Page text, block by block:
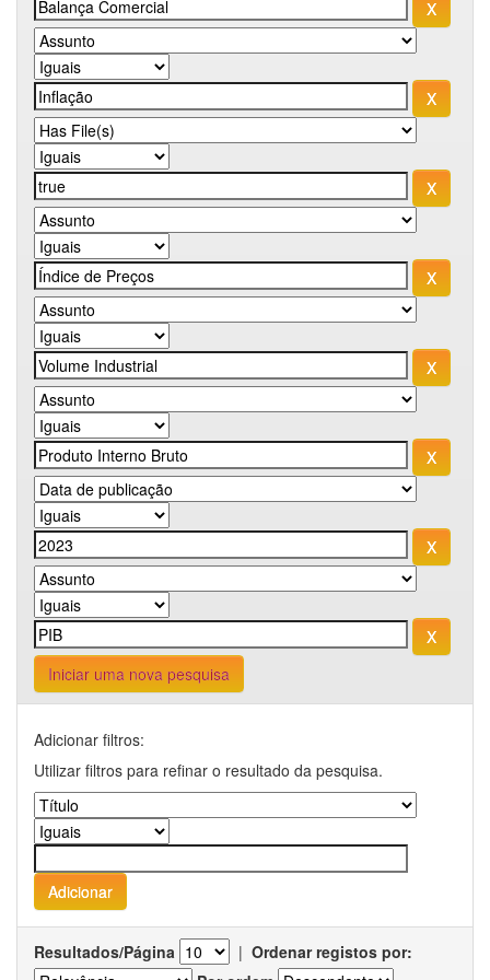
Iniciar uma nova pesquisa
Adicionar filtros:
Utilizar filtros para refinar o resultado da pesquisa.
Resultados/Página | Ordenar registos por: